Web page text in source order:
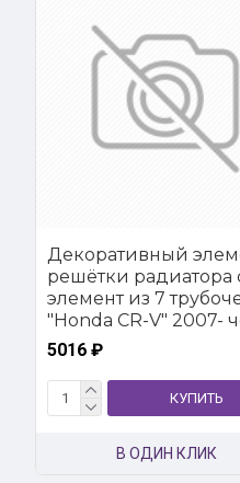
Декоративный
решётки радиатора
элемент из 7
"Honda CR-V" 2007-
5016 ₽
КУПИТЬ
В ОДИН КЛИК